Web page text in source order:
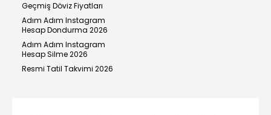
Geçmiş Döviz Fiyatları
Adım Adım Instagram
Hesap Dondurma 2026
Adım Adım Instagram
Hesap Silme 2026
Resmi Tatil Takvimi 2026